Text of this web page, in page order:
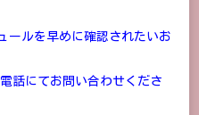
ールを早めに確認されたいお
話にてお問い合わせくださ